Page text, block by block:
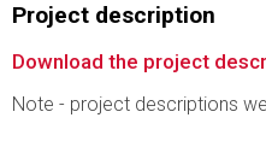
Project description
Download the project
Note - project descriptions